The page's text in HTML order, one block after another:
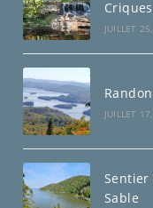
Criques
JUILLET
JUILLET
Sentier
Sable